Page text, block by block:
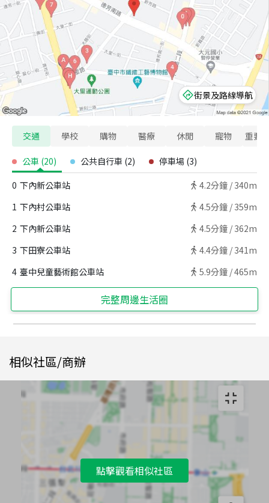
街景及路線導航
交通 學校 購物 醫療 休閒 寵物 重要
公車 (20) 公共自行車 (2) 停車場 (3)
0 下內新公車站 4.2分鐘 / 340m
1 下內村公車站 4.5分鐘 / 359m
2 下內新公車站 4.5分鐘 / 362m
3 下田寮公車站 4.4分鐘 / 341m
4 臺中兒童藝術館公車站 5.9分鐘 /465m
完整周邊生活圈
相似社區/商辦
點擊觀看相似社區